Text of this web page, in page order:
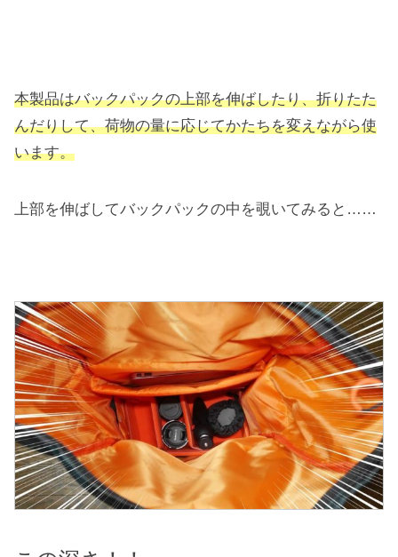
本製品はバックパックの上部を伸ばしたり、折りたた
んだりして、荷物の量に応じてかたちを変えながら使
います。
上部を伸ばしてバックパックの中を覗いてみると……